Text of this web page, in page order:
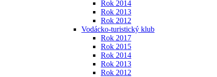
Rok 2014
Rok 2013
Rok 2012
Vodácko-turistický klub
Rok 2017
Rok 2015
Rok 2014
Rok 2013
Rok 2012